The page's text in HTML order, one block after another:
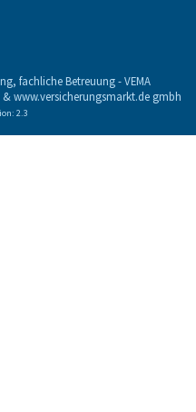
fachliche Betreuung -VEMA
&www.versicherungsmarkt.de gmbh
2.3